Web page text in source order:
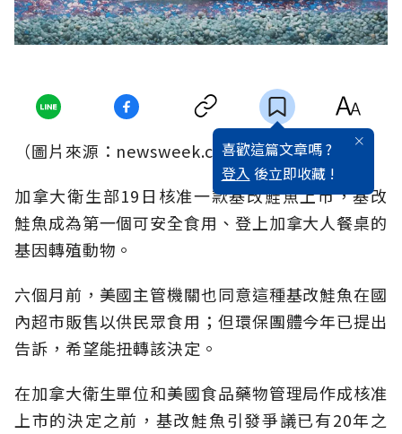
喜歡這篇文章嗎 ?
登入 後立即收藏 !
（圖片來源：newsweek.com）
加拿大衛生部19日核准一款基改鮭魚上市，基改
鮭魚成為第一個可安全食用、登上加拿大人餐桌的
基因轉殖動物。
六個月前，美國主管機關也同意這種基改鮭魚在國
內超市販售以供民眾食用；但環保團體今年已提出
告訴，希望能扭轉該決定。
在加拿大衛生單位和美國食品藥物管理局作成核准
上市的決定之前，基改鮭魚引發爭議已有20年之